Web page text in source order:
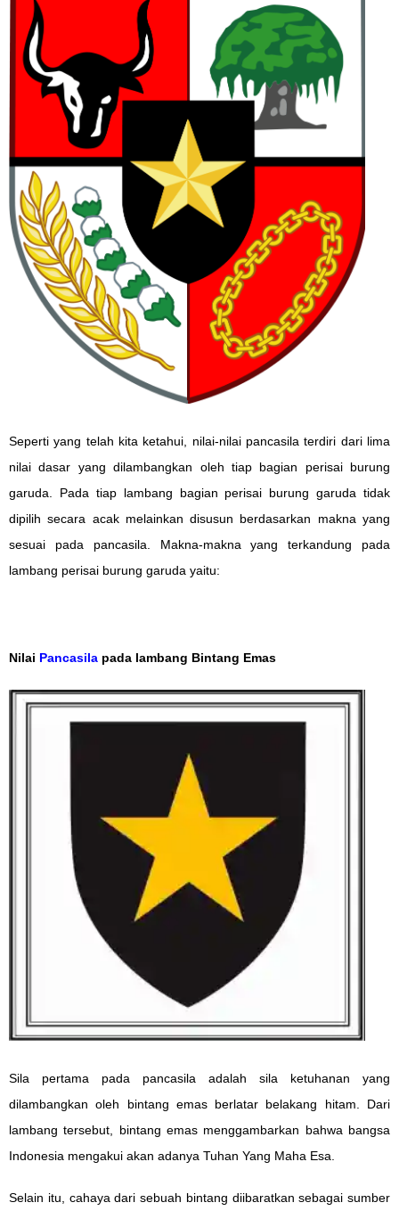
Seperti yang telah kita ketahui, nilai-nilai pancasila terdiri dari lima
nilai dasar yang dilambangkan oleh tiap bagian perisai burung
garuda. Pada tiap lambang bagian perisai burung garuda tidak
dipilih secara acak melainkan disusun berdasarkan makna yang
sesuai pada pancasila. Makna-makna yang terkandung pada
lambang perisai burung garuda yaitu:
Nilai Pancasila pada lambang Bintang Emas
Sila pertama pada pancasila adalah sila ketuhanan yang
dilambangkan oleh bintang emas berlatar belakang hitam. Dari
lambang tersebut, bintang emas menggambarkan bahwa bangsa
Indonesia mengakui akan adanya Tuhan Yang Maha Esa.
Selain itu, cahaya dari sebuah bintang diibaratkan sebagai sumber